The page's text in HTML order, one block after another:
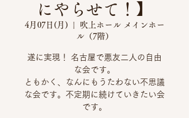
にやらせて！】
4月07日(月)
  |
吹上ホール メインホー
ル（7階）
遂に実現！ 名古屋で悪友二人の自由
な会です。
ともかく、なんにもうたわない不思議
な会です。不定期に続けていきたい会
です。